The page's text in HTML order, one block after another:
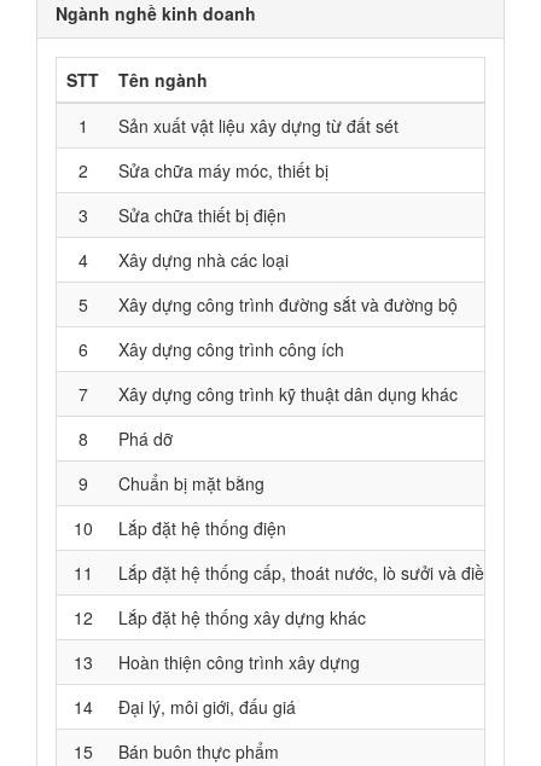
Ngành nghề kinh doanh
STT
Tên ngành
1
Sản xuất vật liệu xây dựng từ đất sét
2
Sửa chữa máy móc, thiết bị
3
Sửa chữa thiết bị điện
4
Xây dựng nhà các loại
5
Xây dựng công trình đường sắt và đường bộ
6
Xây dựng công trình công ích
7
Xây dựng công trình kỹ thuật dân dụng khác
8
Phá dỡ
9
Chuẩn bị mặt bằng
10
Lắp đặt hệ thống điện
11
Lắp đặt hệ thống cấp, thoát nước, lò sưởi và điều hoà
12
Lắp đặt hệ thống xây dựng khác
13
Hoàn thiện công trình xây dựng
14
Đại lý, môi giới, đấu giá
15
Bán buôn thực phẩm